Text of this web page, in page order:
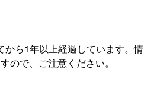
から1年以上経過しています。情
ので、ご注意ください。